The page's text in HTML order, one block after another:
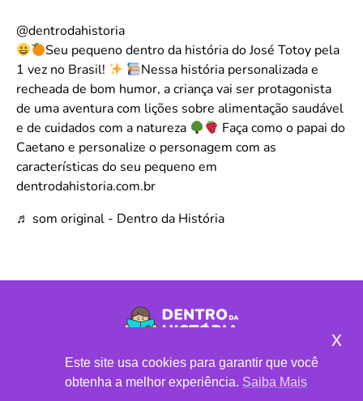
@dentrodahistoria
Seu pequeno dentro da história do José Totoy pela
1 vez no Brasil!
Nessa história personalizada e
recheada de bom humor, a criança vai ser protagonista
de uma aventura com lições sobre alimentação saudável
e de cuidados com a natureza
Faça como o papai do
Caetano e personalize o personagem com as
características do seu pequeno em
dentrodahistoria.com.br
♬ som original - Dentro da História
CLUBE DE LEITURA •LOJA DE LIVROS
© 2021 | Todos os direitos reservados
Este site usa cookies para garantir que você
obtenha a melhor experiência. Saiba Mais
x